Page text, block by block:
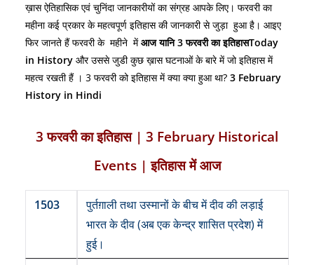
ख़ास ऐतिहासिक एवं चुनिंदा जानकारीयों का संग्रह आपके लिए। फरवरी का
महीना कई प्रकार के महत्वपूर्ण इतिहास की जानकारी से जुड़ा हुआ है। आइए
फिर जानते हैं फरवरी के महीने मेंआजयानि 3फरवरी का इतिहासToday
in History और उससे जुडी कुछ ख़ास घटनाओं के बारे में जो इतिहास में
महत्व रखती हैं । 3 फरवरी को इतिहास में क्या क्या हुआ था? 3 February
History in Hindi
3 फरवरी का इतिहास | 3 February Historical
Events | इतिहास में आज
1503
पुर्तग़ाली तथा उस्मानों के बीच में दीव की लड़ाई
भारत के दीव (अब एक केन्द्र शासित प्रदेश) में
हुई।